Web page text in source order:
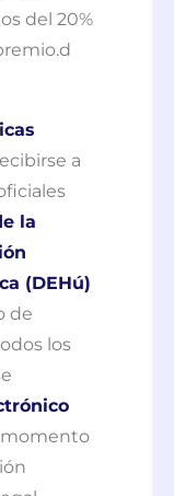
del 20%
a
la
(DEHú)
de
los
momento